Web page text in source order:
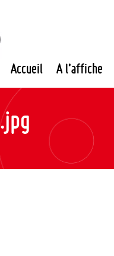
Accueil A l’affiche